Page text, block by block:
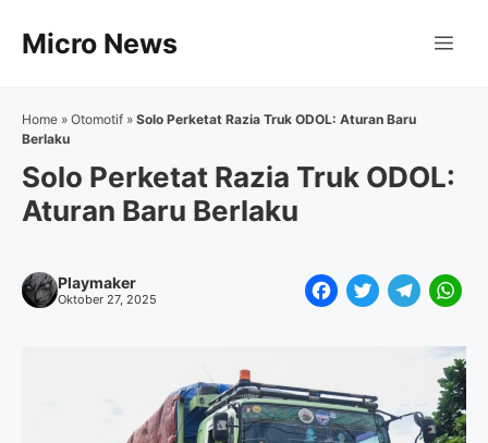
Micro News
Home » Otomotif » Solo Perketat Razia Truk ODOL: Aturan Baru
Berlaku
Solo Perketat Razia Truk ODOL:
Aturan Baru Berlaku
Playmaker
Oktober 27, 2025
F
e
b
T
t
t
T
g
W
t
s